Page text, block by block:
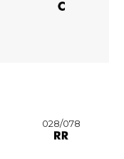
028/078